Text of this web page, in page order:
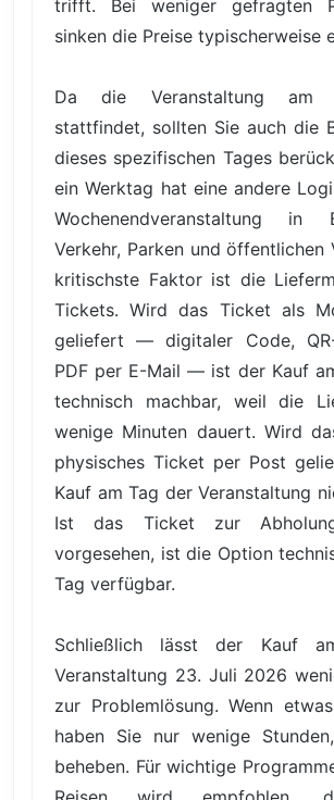
trifft. Bei weniger gefragten
sinken die Preise typischerweise
Da die Veranstaltung am
stattfindet, sollten Sie auch die
dieses spezifischen Tages
ein Werktag hat eine andere
Wochenendveranstaltung in
Verkehr, Parken und öffentlichen
kritischste Faktor ist die
Tickets. Wird das Ticket als
geliefert — digitaler Code,
PDF per E-Mail — ist der Kauf
technisch machbar, weil die
wenige Minuten dauert. Wird
physisches Ticket per Post
Kauf am Tag der Veranstaltung
Ist das Ticket zur
vorgesehen, ist die Option
Tag verfügbar.
Schließlich lässt der Kauf
Veranstaltung 23. Juli 2026
zur Problemlösung. Wenn
haben Sie nur wenige
beheben. Für wichtige